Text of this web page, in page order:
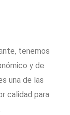
tenemos
y de
una de las
calidad para